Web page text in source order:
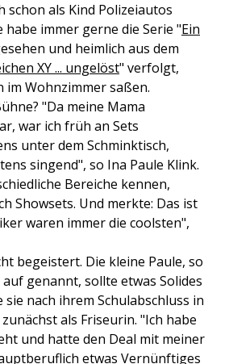
schon als Kind Polizeiautos
habe immer gerne die Serie "Ein
und heimlich aus dem
XY ... ungelöst" verfolgt,
im Wohnzimmer saßen.
"Da meine Mama
war ich früh an Sets
unter dem Schminktisch,
singend", so Ina Paule Klink.
Bereiche kennen,
Showsets. Und merkte: Das ist
waren immer die coolsten",
begeistert. Die kleine Paule, so
genannt, sollte etwas Solides
nach ihrem Schulabschluss in
als Friseurin. "Ich habe
und hatte den Deal mit meiner
etwas Vernünftiges